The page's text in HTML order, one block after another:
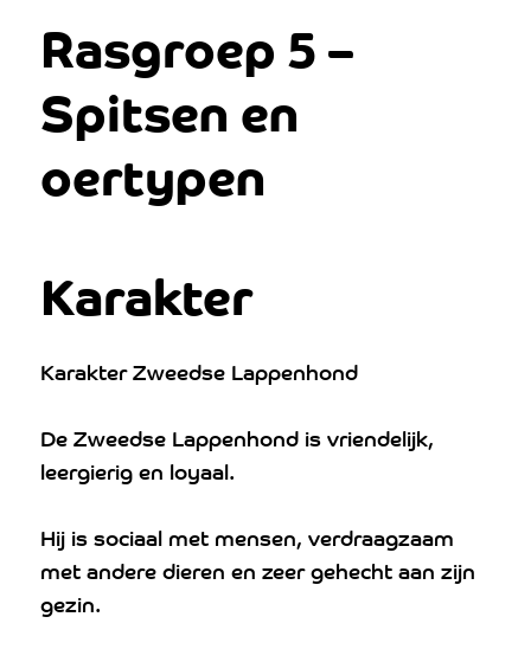
Rasgroep 5 –
Spitsen en
oertypen
Karakter
Karakter Zweedse Lappenhond
De Zweedse Lappenhond is vriendelijk,
leergierig en loyaal.
Hij is sociaal met mensen, verdraagzaam
met andere dieren en zeer gehecht aan zijn
gezin.